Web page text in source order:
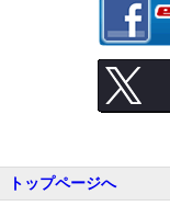
トップページへ